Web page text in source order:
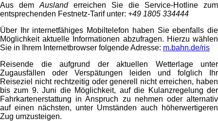
Aus dem Auslanderreichen Sie die Service-Hotline zum
entsprechenden Festnetz-Tarif unter: +49 1805 334444
Über Ihr internetfähiges Mobiltelefon haben Sie ebenfalls die
Möglichkeit aktuelle Informationen abzufragen. Hierzu wählen
Sie in Ihrem Internetbrowser folgende Adresse: m.bahn.de/ris
Reisende die aufgrund der aktuellen Wetterlage unter
Zugausfällen oder Verspätungen leiden und folglich Ihr
Reiseziel nicht rechtzeitig oder generell nicht erreichen, haben
bis zum 9. Juni die Möglichkeit, auf die Kulanzregelung der
Fahrkartenerstattung in Anspruch zu nehmen oder alternativ
auf einen nächsten, unter Umständen auch höherwertigeren
Zug umzusteigen.